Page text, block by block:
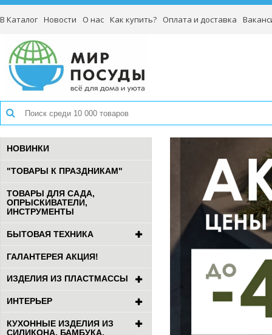
В Каталог Новости О нас Как купить? Оплата и доставка
НОВИНКИ
"ТОВАРЫ К ПРАЗДНИКАМ"
ТОВАРЫ ДЛЯ САДА,
ОПРЫСКИВАТЕЛИ,
ИНСТРУМЕНТЫ
БЫТОВАЯ ТЕХНИКА
ГАЛАНТЕРЕЯ АКЦИЯ!
ИЗДЕЛИЯ ИЗ ПЛАСТМАССЫ
ИНТЕРЬЕР
КУХОННЫЕ ИЗДЕЛИЯ ИЗ
СИЛИКОНА, БАМБУКА,